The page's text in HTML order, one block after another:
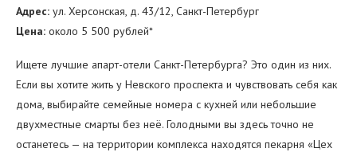
Адрес: ул. Херсонская, д. 43/12, Санкт-Петербург
Цена: около 5 500 рублей*
Ищете лучшие апарт-отели Санкт-Петербурга? Это один из них.
Если вы хотите жить у Невского проспекта и чувствовать себя как
дома, выбирайте семейные номера с кухней или небольшие
двухместные смарты без неё. Голодными вы здесь точно не
останетесь — на территории комплекса находятся пекарня «Цех